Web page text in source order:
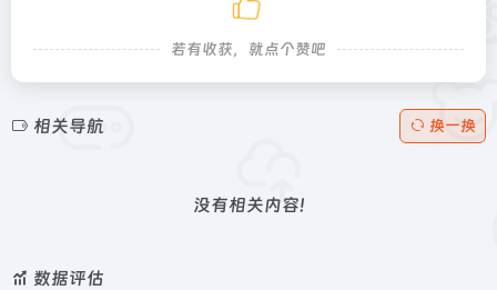
若有收获，就点个赞吧
相关导航 换一换
没有相关内容!
数据评估